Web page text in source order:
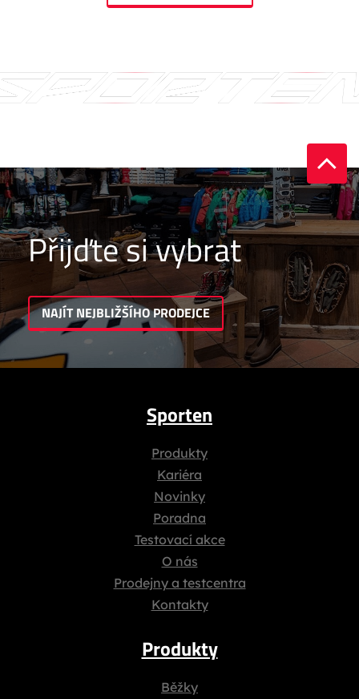
Přijďte si vybrat
NAJÍT NEJBLIŽŠÍHO PRODEJCE
Sporten
Produkty
Kariéra
Novinky
Poradna
Testovací akce
O nás
Prodejny a testcentra
Kontakty
Produkty
Běžky